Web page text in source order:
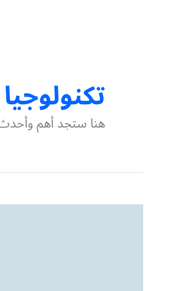
تكنولوجيا
هنا ستجد أهم